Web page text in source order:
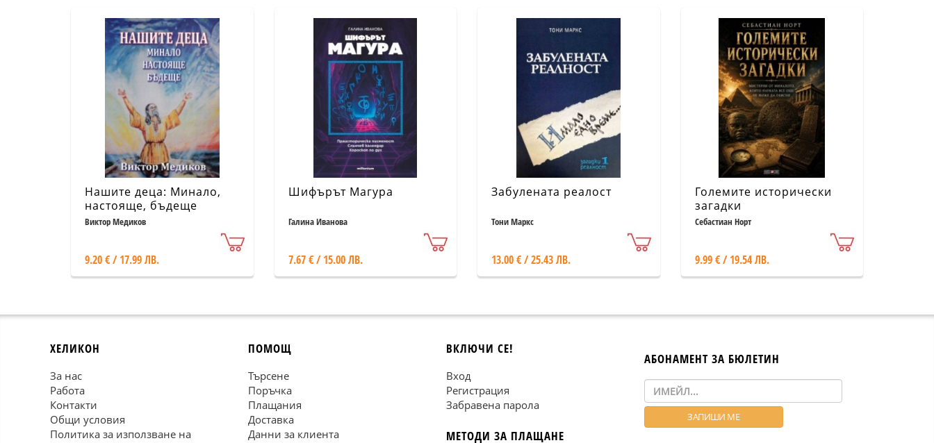
Нашите деца: Минало,
настояще, бъдеще
Виктор Медиков
9.20 € / 17.99 ЛВ.
Шифърът Магура
Галина Иванова
7.67 € / 15.00 ЛВ.
Забулената реалост
Тони Маркс
13.00 € / 25.43 ЛВ.
Големите исторически
загадки
Себастиан Норт
9.99 € / 19.54 ЛВ.
ХЕЛИКОН
За нас
Работа
Контакти
Общи условия
Политика за използване на
ПОМОЩ
Търсене
Поръчка
Плащания
Доставка
Данни за клиента
ВКЛЮЧИ СЕ!
Вход
Регистрация
Забравена парола
МЕТОДИ ЗА ПЛАЩАНЕ
АБОНАМЕНТ ЗА БЮЛЕТИН